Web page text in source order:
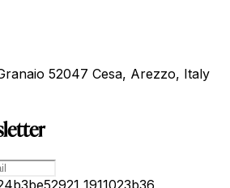
52047 Cesa, Arezzo, Italy